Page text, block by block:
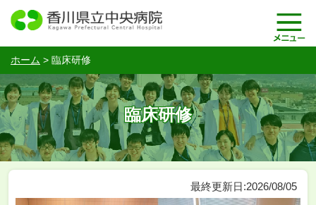
ホーム > 臨床研修
臨床研修
最終更新日:2026/08/05